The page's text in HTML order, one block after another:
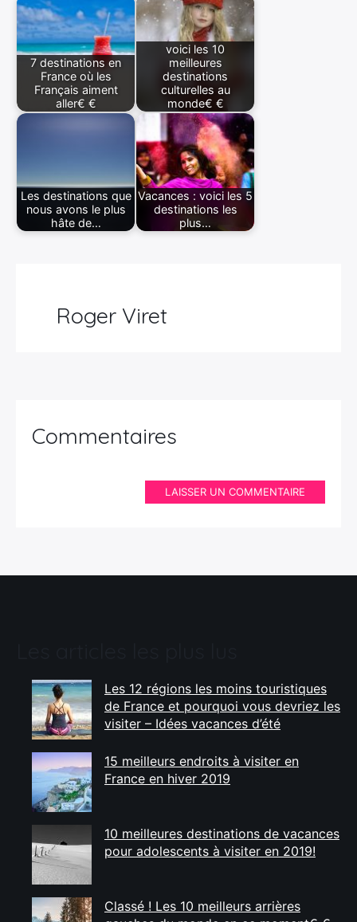
7 destinations en
France où les
Français aiment
aller€ €
voici les 10
meilleures
destinations
culturelles au
monde€ €
Les destinations que
nous avons le plus
hâte de…
Vacances : voici les 5
destinations les
plus…
Roger Viret
Commentaires
LAISSER UN COMMENTAIRE
Les 12 régions les moins touristiques
de France et pourquoi vous devriez les
visiter – Idées vacances d’été
15 meilleurs endroits à visiter en
France en hiver 2019
10 meilleures destinations de vacances
pour adolescents à visiter en 2019!
Classé ! Les 10 meilleurs arrières